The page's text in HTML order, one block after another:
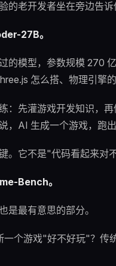
的老开发者坐在旁边告
27B。
的模型，参数规模 270
怎么搭、物理引擎的
：先灌游戏开发知识，
AI 生成一个游戏，跑出
。它不是"代码看起来对
Bench。
是最有意思的部分。
一个游戏"好不好玩"？传